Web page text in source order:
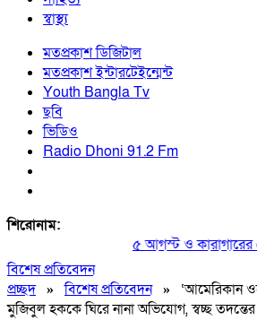
স্বাস্থ্য
মতপ্রকাশ ডিজিটাল
মতপ্রকাশ ইন্টারটেইন্মেন্ট
Youth Bangla Tv
ছবি
ভিডিও
Radio Dhoni 91.2 Fm
শিরোনাম:
৫ আগস্ট ও কারাগারের
বিশেষ প্রতিবেদন
প্রচ্ছদ»বিশেষ প্রতিবেদন» ‘আমেরিকান
মুজিবুল হককে ঘিরে নানা অভিযোগ, স্বচ্ছ তদন্তের